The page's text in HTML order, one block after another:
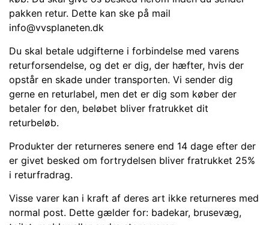
pakken retur. Dette kan ske på mail
info@vvsplaneten.dk
Du skal betale udgifterne i forbindelse med varens
returforsendelse, og det er dig, der hæfter, hvis der
opstår en skade under transporten. Vi sender dig
gerne en returlabel, men det er dig som køber der
betaler for den, beløbet bliver fratrukket dit
returbeløb.
Produkter der returneres senere end 14 dage efter der
er givet besked om fortrydelsen bliver fratrukket 25%
i returfradrag.
Visse varer kan i kraft af deres art ikke returneres med
normal post. Dette gælder for: badekar, brusevæg,